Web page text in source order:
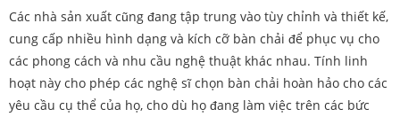
Các nhà sản xuất cũng đang tập trung vào tùy chỉnh và thiết kế,
cung cấp nhiều hình dạng và kích cỡ bàn chải để phục vụ cho
các phong cách và nhu cầu nghệ thuật khác nhau. Tính linh
hoạt này cho phép các nghệ sĩ chọn bàn chải hoàn hảo cho các
yêu cầu cụ thể của họ, cho dù họ đang làm việc trên các bức